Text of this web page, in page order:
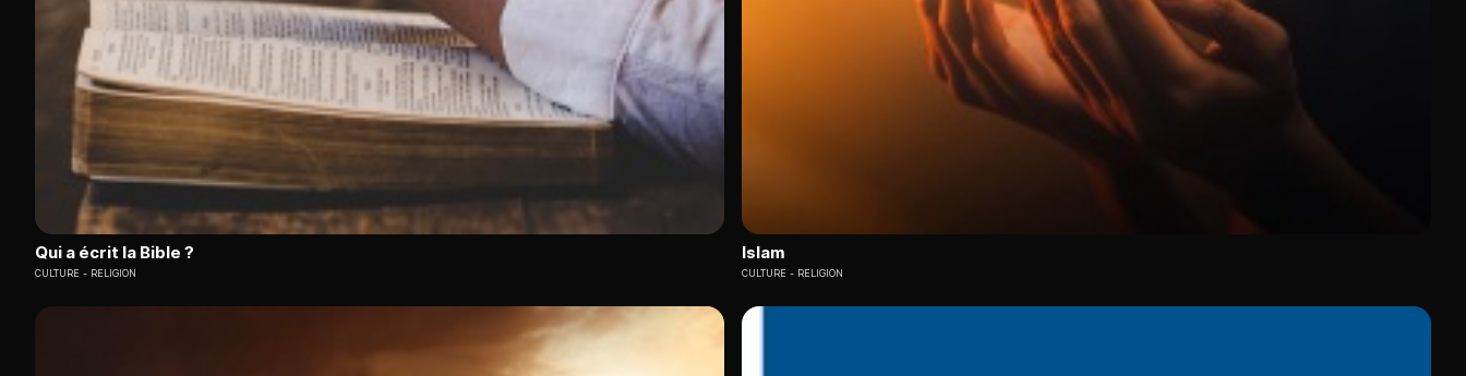
Qui a écrit la Bible ?
CULTURE RELIGION
Islam
CULTURE RELIGION